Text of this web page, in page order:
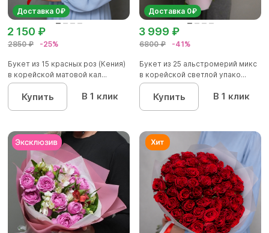
Доставка 0₽
2850 ₽ -25%
2 150 ₽
Букет из 15 красных роз (Кения)
в корейской матовой кал...
Купить В 1 клик
Доставка 0₽
6800 ₽ -41%
3 999 ₽
Букет из 25 альстромерий микс
в корейской светлой упако...
Купить В 1 клик